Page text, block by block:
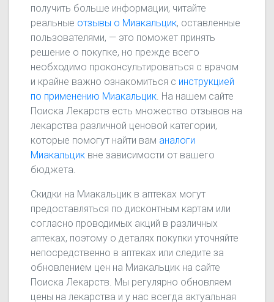
получить больше информации, читайте
реальные отзывы о Миакальцик, оставленные
пользователями, — это поможет принять
решение о покупке, но прежде всего
необходимо проконсультироваться с врачом
и крайне важно ознакомиться с инструкцией
по применению Миакальцик . На нашем сайте
Поиска Лекарств есть множество отзывов на
лекарства различной ценовой категории,
которые помогут найти вам аналоги
Миакальцик вне зависимости от вашего
бюджета.
Скидки на Миакальцик в аптеках могут
предоставляться по дисконтным картам или
согласно проводимых акций в различных
аптеках, поэтому о деталях покупки уточняйте
непосредственно в аптеках или следите за
обновлением цен на Миакальцик на сайте
Поиска Лекарств. Мы регулярно обновляем
цены на лекарства и у нас всегда актуальная